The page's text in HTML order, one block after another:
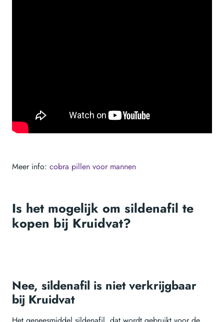
Meer info: cobra pillen voor mannen
Is het mogelijk om sildenafil te
kopen bij Kruidvat?
Nee, sildenafil is niet verkrijgbaar
bij Kruidvat